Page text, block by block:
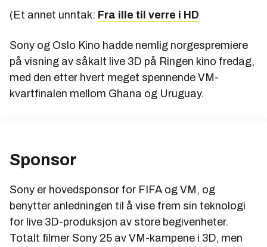
(Et annet unntak: Fra ille til verre i HD
Sony og Oslo Kino hadde nemlig norgespremiere
på visning av såkalt live 3D på Ringen kino fredag,
med den etter hvert meget spennende VM-
kvartfinalen mellom Ghana og Uruguay.
Sponsor
Sony er hovedsponsor for FIFA og VM, og
benytter anledningen til å vise frem sin teknologi
for live 3D-produksjon av store begivenheter.
Totalt filmer Sony 25 av VM-kampene i 3D, men